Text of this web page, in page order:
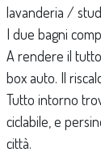
lavanderia /
I due bagni
A rendere il
box auto. Il
Tutto intorno
ciclabile, e
città.